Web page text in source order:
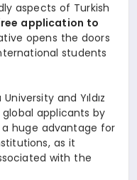
aspects of Turkish
application to
opens the doors
students
and Yıldız
applicants by
huge advantage for
as it
with the